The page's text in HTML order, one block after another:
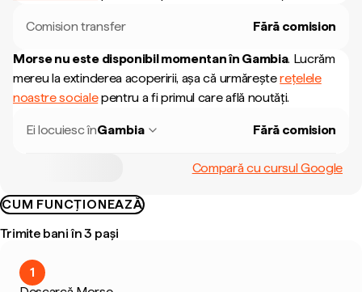
Comision transfer Fără comision
Morse nu este disponibil momentan în Gambia. Lucrăm
mereu la extinderea acoperirii, așa că urmăreșterețelele
noastre socialepentru a fi primul care află noutăți.
Ei locuiesc înGambia Fără comision
Compară cu cursul Google
CUM FUNCȚIONEAZĂ
Trimite bani în 3 pași
1